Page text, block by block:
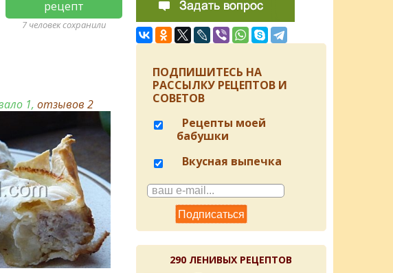
рецепт
7 человек сохранили
1,отзывов2
ПОДПИШИТЕСЬ НА
РАССЫЛКУ РЕЦЕПТОВ И
СОВЕТОВ
Рецепты моей
бабушки
Вкусная выпечка
290 ЛЕНИВЫХ РЕЦЕПТОВ